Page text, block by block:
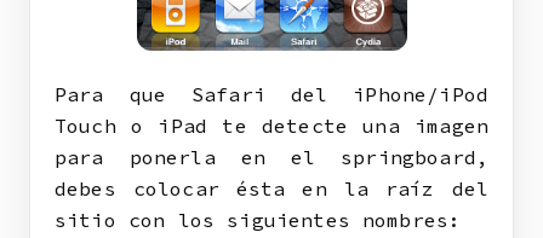
Para que Safari del iPhone/iPod
Touch o iPad te detecte una imagen
para ponerla en el springboard,
debes colocar ésta en la raíz del
sitio con los siguientes nombres: